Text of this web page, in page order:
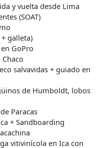
y vuelta desde Lima
(SOAT)
galleta)
GoPro
salvavidas + guiado en
de Humboldt, lobos
Paracas
+ Sandboarding
vitivinícola en Ica con